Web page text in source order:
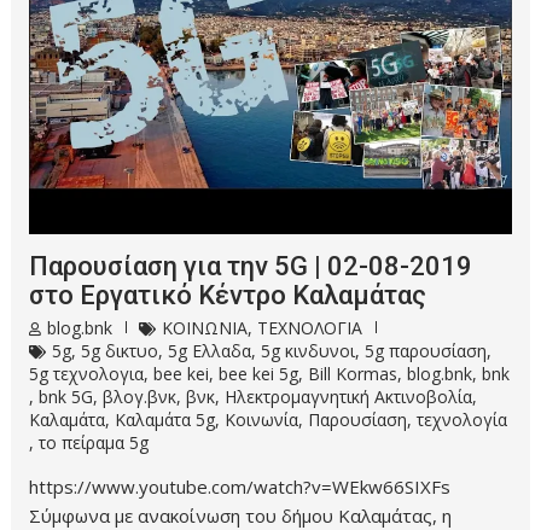
Παρουσίαση για την 5G | 02-08-2019
στο Εργατικό Κέντρο Καλαμάτας
blog.bnk ΚΟΙΝΩΝΙΑ, ΤΕΧΝΟΛΟΓΙΑ
5g,5g δικτυο,5g Ελλαδα,5g κινδυνοι,5g παρουσίαση,
5g τεχνολογια,bee kei,bee kei 5g, Bill Kormas,blog.bnk,bnk
,bnk 5G,βλογ.βνκ,βνκ, Ηλεκτρομαγνητική Ακτινοβολία,
Καλαμάτα, Καλαμάτα 5g, Κοινωνία, Παρουσίαση,τεχνολογία
,το πείραμα 5g
https://www.youtube.com/watch?v=WEkw66SIXFs
Σύμφωνα με ανακοίνωση του δήμου Καλαμάτας, η